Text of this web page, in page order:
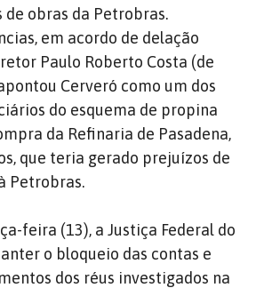
obras da Petrobras.
em acordo de delação
Paulo Roberto Costa (de
Cerveró como um dos
do esquema de propina
da Refinaria de Pasadena,
que teria gerado prejuízos de
Petrobras.
feira (13), a Justiça Federal do
o bloqueio das contas e
dos réus investigados na